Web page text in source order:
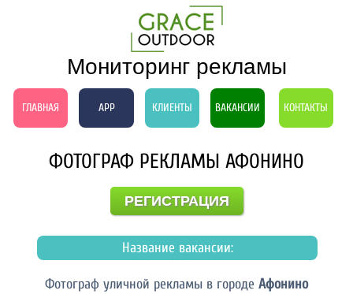
Мониторинг рекламы
ГЛАВНАЯ APP КЛИЕНТЫ ВАКАНСИИ КОНТАКТЫ
ФОТОГРАФ РЕКЛАМЫ АФОНИНО
РЕГИСТРАЦИЯ
Название вакансии:
Фотограф уличной рекламы в городе Афонино